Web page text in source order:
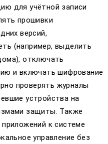
для учётной записи
прошивки
версий,
(например, выделить
отключать
и включать шифрование
проверять журналы
устройства на
защиты. Также
к системе
управление без